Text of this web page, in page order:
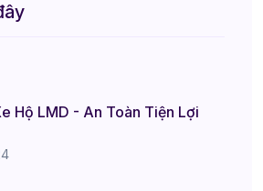
Hộ LMD - An Toàn Tiện Lợi